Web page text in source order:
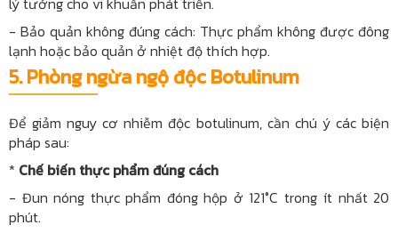
- Bảo quản không đúng cách: Thực phẩm không được đông
lạnh hoặc bảo quản ở nhiệt độ thích hợp.
5.Phòng ngừa ngộ độc Botulinum
Để giảm nguy cơ nhiễm độc botulinum, cần chú ý các biện
pháp sau:
* Chế biến thực phẩm đúng cách
- Đun nóng thực phẩm đóng hộp ở 121°C trong ít nhất 20
phút.